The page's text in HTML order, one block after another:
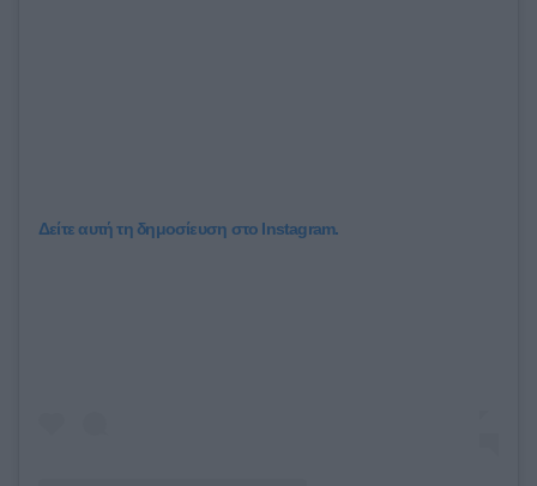
Δείτε αυτή τη δημοσίευση στο Instagram.